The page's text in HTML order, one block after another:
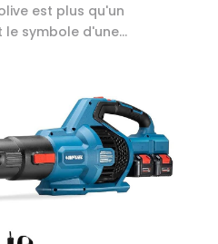
est plus qu'un
symbole d'une...